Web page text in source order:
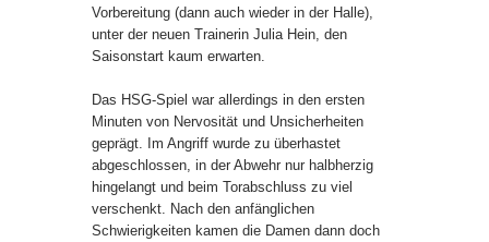
Vorbereitung (dann auch wieder in der Halle),
unter der neuen Trainerin Julia Hein, den
Saisonstart kaum erwarten.
Das HSG-Spiel war allerdings in den ersten
Minuten von Nervosität und Unsicherheiten
geprägt. Im Angriff wurde zu überhastet
abgeschlossen, in der Abwehr nur halbherzig
hingelangt und beim Torabschluss zu viel
verschenkt. Nach den anfänglichen
Schwierigkeiten kamen die Damen dann doch